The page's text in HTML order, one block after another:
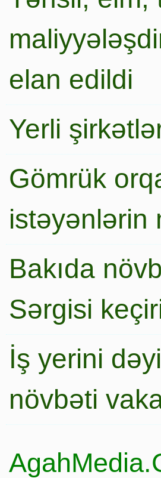
elan edildi
Yerli
Gömrük
istəyənlərin
Bakıda
Sərgisi
İş yerini
növbəti